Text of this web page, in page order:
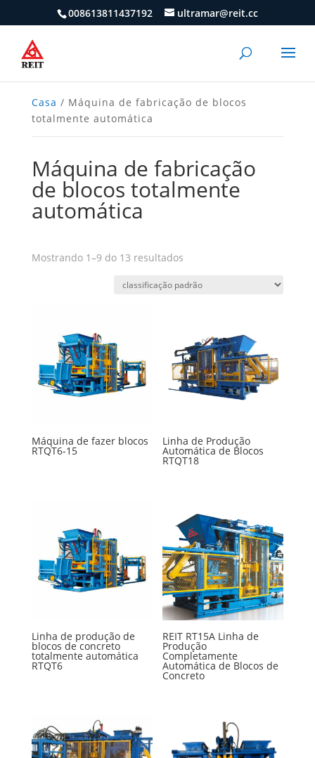
008613811437192 ultramar@reit.cc
Casa / Máquina de fabricação de blocos
totalmente automática
Máquina de fabricação
de blocos totalmente
automática
Mostrando 1–9 do 13 resultados
Máquina de fazer blocos
RTQT6-15
Linha de Produção
Automática de Blocos
RTQT18
Linha de produção de
blocos de concreto
totalmente automática
RTQT6
REIT RT15A Linha de
Produção
Completamente
Automática de Blocos de
Concreto